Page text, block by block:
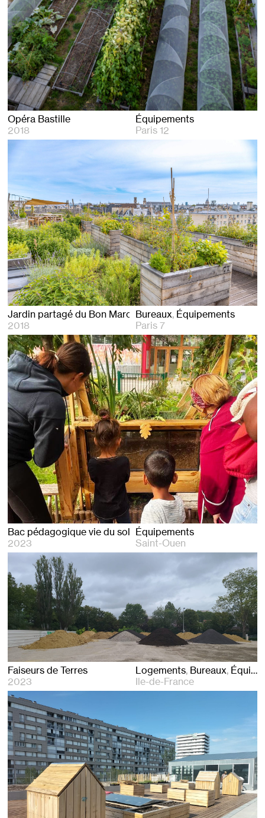
Opéra Bastille
2018
Équipements
Paris 12
Jardin partagé du Bon Marché
2018
Bureaux Équipements
Paris 7
Bac pédagogique vie du sol
2023
Équipements
Saint-Ouen
Faiseurs de Terres
2023
Logements Bureaux Équipements
Ile-de-France